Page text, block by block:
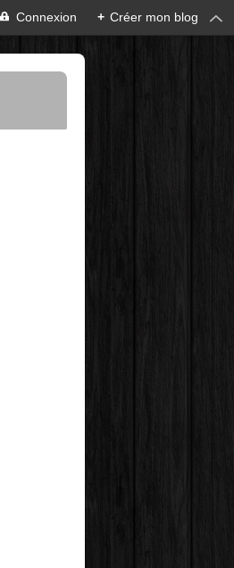
Connexion + Créer mon blog